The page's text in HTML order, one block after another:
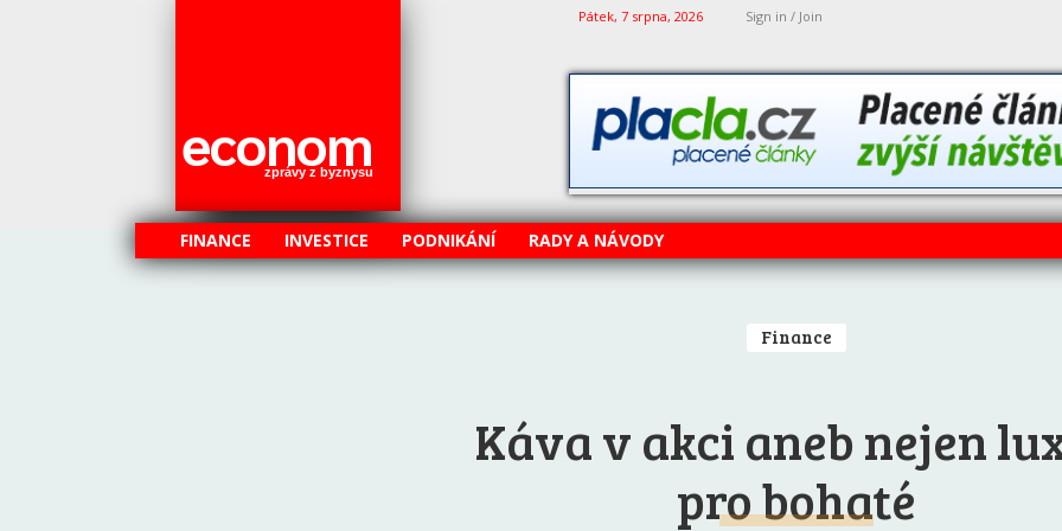
Pátek, 7 srpna, 2026 Sign in / Join
econom
zprávy z byznysu
FINANCE INVESTICE PODNIKÁNÍ RADY A NÁVODY
Finance
Káva v akci aneb nejen
pro bohaté